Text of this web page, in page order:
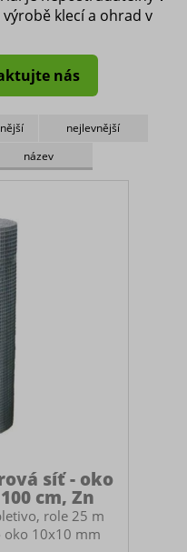
klecí a ohrad v
nás
nejlevnější
název
síť - oko
cm, Zn
role 25 m
oko 10x10 mm